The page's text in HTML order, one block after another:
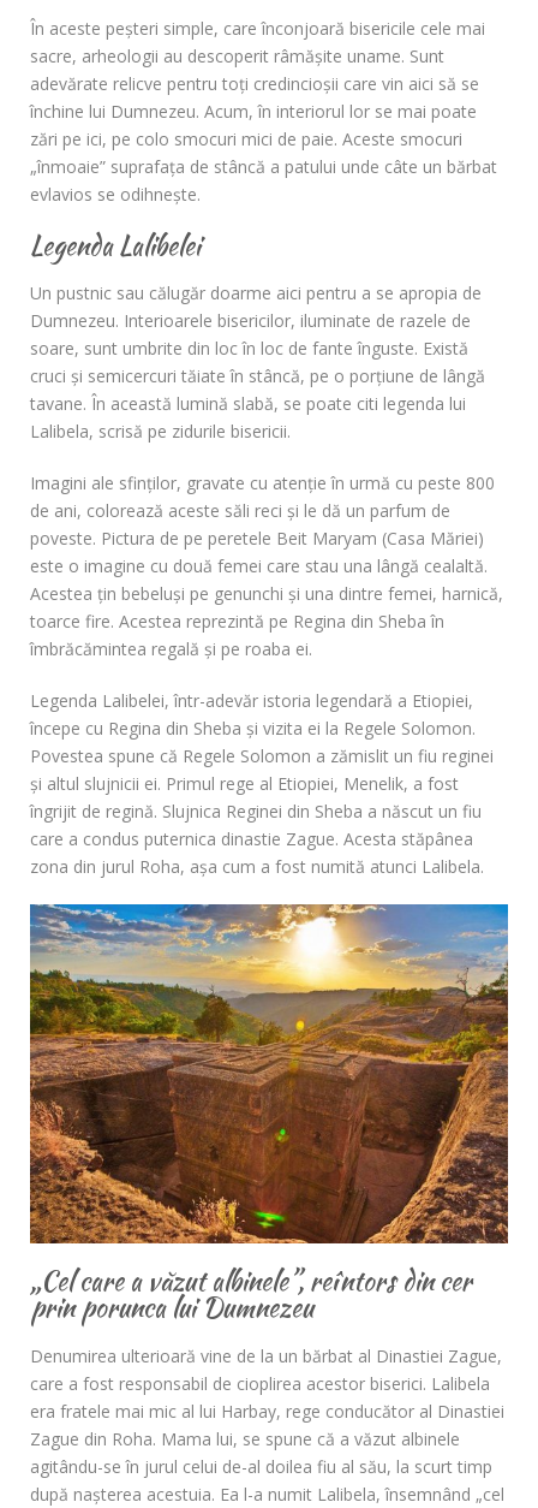
În aceste peşteri simple, care înconjoară bisericile cele mai
sacre, arheologii au descoperit râmăşite uname. Sunt
adevărate relicve pentru toţi credincioşii care vin aici să se
închine lui Dumnezeu. Acum, în interiorul lor se mai poate
zări pe ici, pe colo smocuri mici de paie. Aceste smocuri
„înmoaie” suprafaţa de stâncă a patului unde câte un bărbat
evlavios se odihneşte.
Legenda Lalibelei
Un pustnic sau călugăr doarme aici pentru a se apropia de
Dumnezeu. Interioarele bisericilor, iluminate de razele de
soare, sunt umbrite din loc în loc de fante înguste. Există
cruci şi semicercuri tăiate în stâncă, pe o porţiune de lângă
tavane. În această lumină slabă, se poate citi legenda lui
Lalibela, scrisă pe zidurile bisericii.
Imagini ale sfinţilor, gravate cu atenţie în urmă cu peste 800
de ani, colorează aceste săli reci şi le dă un parfum de
poveste. Pictura de pe peretele Beit Maryam (Casa Măriei)
este o imagine cu două femei care stau una lângă cealaltă.
Acestea ţin bebeluşi pe genunchi şi una dintre femei, harnică,
toarce fire. Acestea reprezintă pe Regina din Sheba în
îmbrăcămintea regală şi pe roaba ei.
Legenda Lalibelei, într-adevăr istoria legendară a Etiopiei,
începe cu Regina din Sheba şi vizita ei la Regele Solomon.
Povestea spune că Regele Solomon a zămislit un fiu reginei
şi altul slujnicii ei. Primul rege al Etiopiei, Menelik, a fost
îngrijit de regină. Slujnica Reginei din Sheba a născut un fiu
care a condus puternica dinastie Zague. Acesta stăpânea
zona din jurul Roha, aşa cum a fost numită atunci Lalibela.
„Cel care a văzut albinele”, reîntors din cer
prin porunca lui Dumnezeu
Denumirea ulterioară vine de la un bărbat al Dinastiei Zague,
care a fost responsabil de cioplirea acestor biserici. Lalibela
era fratele mai mic al lui Harbay, rege conducător al Dinastiei
Zague din Roha. Mama lui, se spune că a văzut albinele
agitându-se în jurul celui de-al doilea fiu al său, la scurt timp
după naşterea acestuia. Ea l-a numit Lalibela, însemnând „cel